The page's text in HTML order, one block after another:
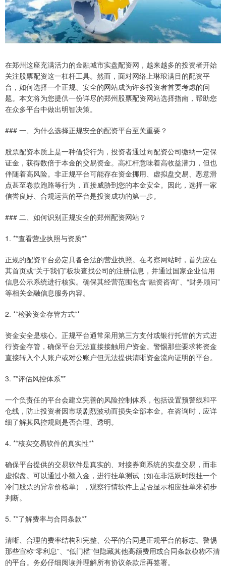
在郑州这座充满活力的金融城市实盘配资网，越来越多的投资者开始
关注股票配资这一杠杆工具。然而，面对网络上琳琅满目的配资平
台，如何选择一个正规、安全的网站成为许多投资者首要考虑的问
题。本文将为您提供一份详尽的郑州股票配资网站选择指南，帮助您
在众多平台中做出明智决策。
### 一、为什么选择正规安全的配资平台至关重要？
股票配资本质上是一种借贷行为，投资者通过向配资公司缴纳一定保
证金，获得数倍于本金的交易资金。高杠杆意味着高收益潜力，但也
伴随着高风险。非正规平台可能存在资金挪用、虚拟盘交易、恶意滑
点甚至卷款跑路等行为，直接威胁到您的本金安全。因此，选择一家
信誉良好、合规运营的平台是投资成功的第一步。
### 二、如何识别正规安全的郑州配资网站？
1. **查看营业执照与资质**
正规的配资平台必定具备合法的营业执照。在考察网站时，首先应在
其首页或“关于我们”板块查找公司的注册信息，并通过国家企业信用
信息公示系统进行核实。确保其经营范围包含“融资咨询”、“财务顾问”
等相关金融信息服务内容。
2. **检验资金存管方式**
资金安全是核心。正规平台通常采用第三方支付或银行托管的方式进
行资金存管，确保平台无法直接接触用户资金。警惕那些要求将资金
直接转入个人账户或对公账户但无法提供清晰资金流向证明的平台。
3. **评估风控体系**
一个负责任的平台会建立完善的风险控制体系，包括设置预警线和平
仓线，防止投资者因市场剧烈波动而损失全部本金。在咨询时，应详
细了解其风控规则是否合理、透明。
4. **核实交易软件的真实性**
确保平台提供的交易软件是真实的、对接券商系统的实盘交易，而非
虚拟盘。可以通过小额入金，进行挂单测试（如在非活跃时段挂一个
冷门股票的异常价格单），观察行情软件上是否显示相应挂单来初步
判断。
5. **了解费率与合同条款**
清晰、合理的费率结构和完整、公平的合同是正规平台的标志。警惕
那些宣称“零利息”、“低门槛”但隐藏其他高额费用或合同条款模糊不清
的平台。务必仔细阅读并理解所有协议条款后再签署。